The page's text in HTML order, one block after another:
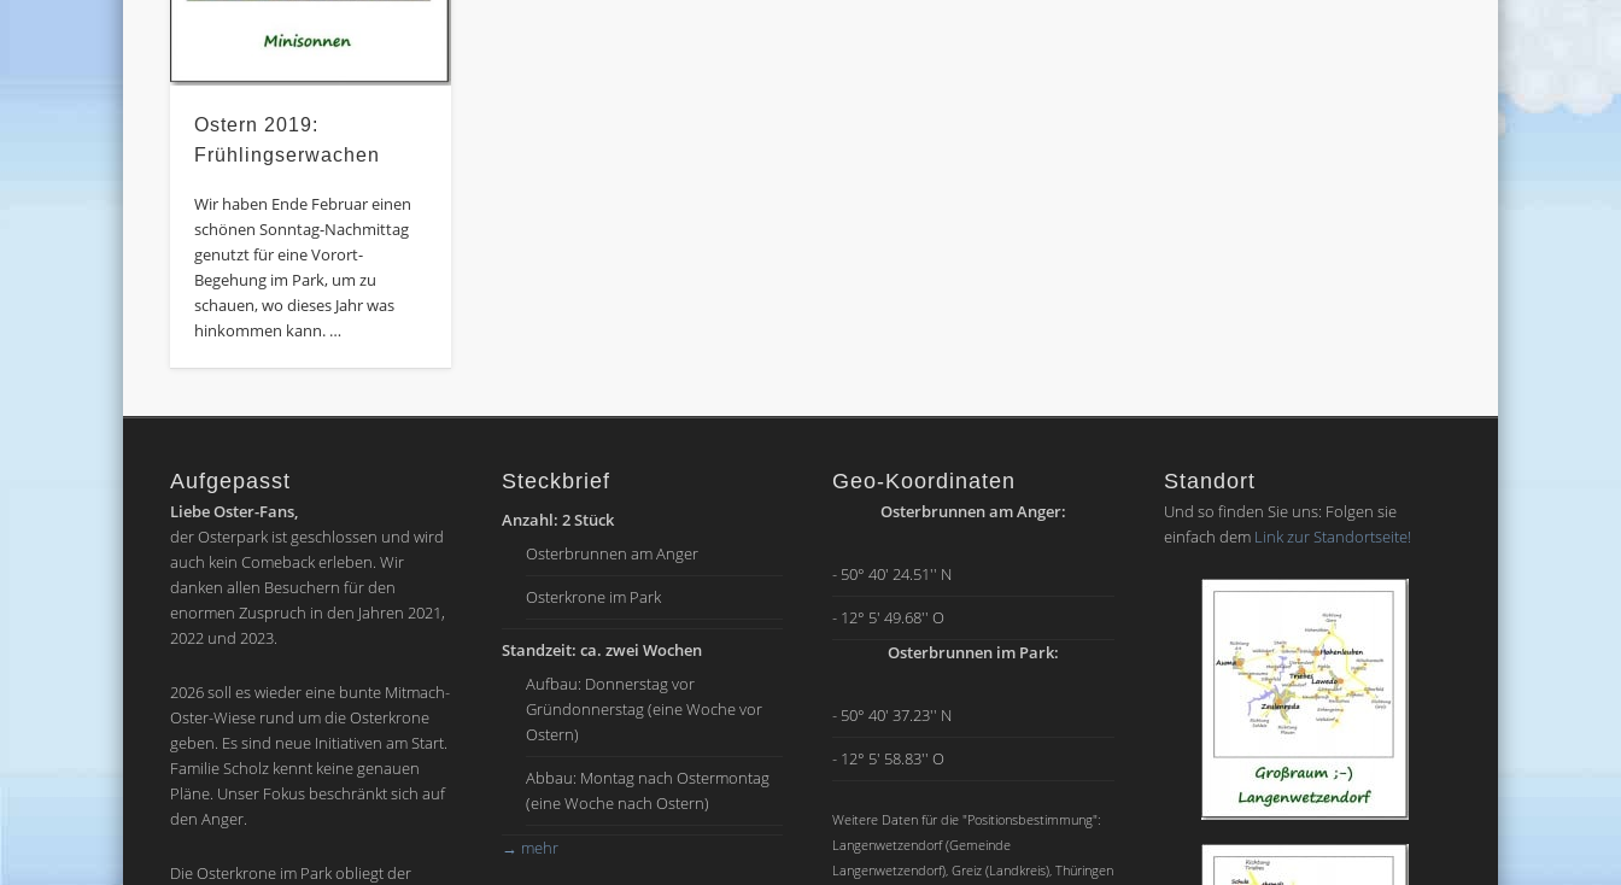
Ostern 2019:
Frühlingserwachen
Wir haben Ende Februar einen
schönen Sonntag-Nachmittag
genutzt für eine Vorort-
Begehung im Park, um zu
schauen, wo dieses Jahr was
hinkommen kann. …
Aufgepasst
Liebe Oster-Fans,
der Osterpark ist geschlossen und wird
auch kein Comeback erleben. Wir
danken allen Besuchern für den
enormen Zuspruch in den Jahren 2021,
2022 und 2023.
2026 soll es wieder eine bunte Mitmach-
Oster-Wiese rund um die Osterkrone
geben. Es sind neue Initiativen am Start.
Familie Scholz kennt keine genauen
Pläne. Unser Fokus beschränkt sich auf
den Anger.
Die Osterkrone im Park obliegt der
Steckbrief
Anzahl: 2 Stück
Osterbrunnen am Anger
Osterkrone im Park
Standzeit: ca. zwei Wochen
Aufbau: Donnerstag vor
Gründonnerstag (eine Woche vor
Ostern)
Abbau: Montag nach Ostermontag
(eine Woche nach Ostern)
→ mehr
Geo-Koordinaten
Osterbrunnen am Anger:
- 50° 40' 24.51'' N
- 12° 5' 49.68'' O
Osterbrunnen im Park:
- 50° 40' 37.23'' N
- 12° 5' 58.83'' O
Weitere Daten für die "Positionsbestimmung":
Langenwetzendorf (Gemeinde
Langenwetzendorf), Greiz (Landkreis), Thüringen
Standort
Und so finden Sie uns: Folgen sie
einfach dem Link zur Standortseite!